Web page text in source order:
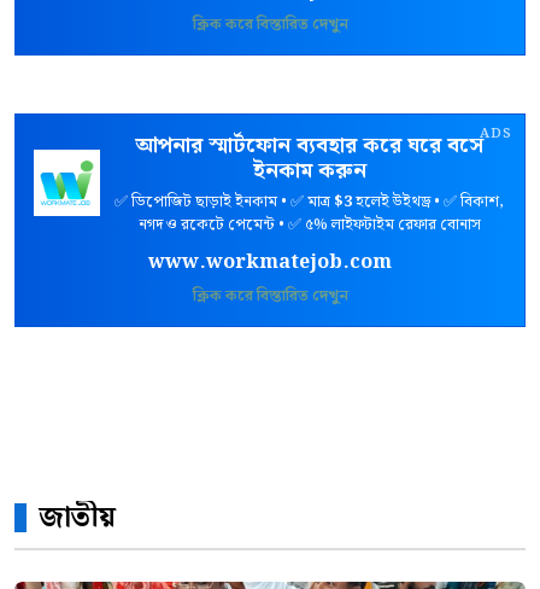
ক্লিক করে বিস্তারিত দেখুন
ADS
আপনার স্মার্টফোন ব্যবহার করে ঘরে বসে
ইনকাম করুন
✅ ডিপোজিট ছাড়াই ইনকাম • ✅ মাত্র$3হলেই উইথড্র • ✅ বিকাশ,
নগদ ও রকেটে পেমেন্ট • ✅ ৫% লাইফটাইম রেফার বোনাস
www.workmatejob.com
ক্লিক করে বিস্তারিত দেখুন
জাতীয়